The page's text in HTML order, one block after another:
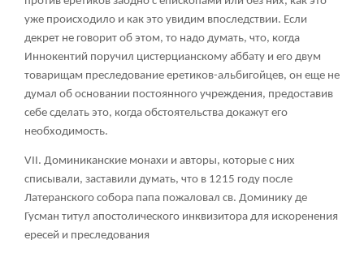
уже происходило и как это увидим впоследствии. Если
декрет не говорит об этом, то надо думать, что, когда
Иннокентий поручил цистерцианскому аббату и его двум
товарищам преследование еретиков-альбигойцев, он еще не
думал об основании постоянного учреждения, предоставив
себе сделать это, когда обстоятельства докажут его
необходимость.
VII. Доминиканские монахи и авторы, которые с них
списывали, заставили думать, что в 1215 году после
Латеранского собора папа пожаловал св. Доминику де
Гусман титул апостолического инквизитора для искоренения
ересей и преследования